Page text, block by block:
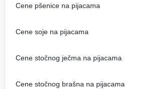
Cene pšenice na pijacama
Cene soje na pijacama
Cene stočnog ječma na pijacama
Cene stočnog brašna na pijacama